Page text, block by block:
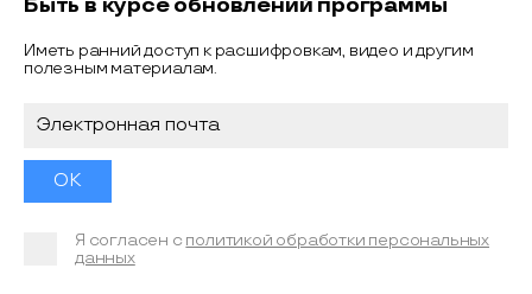
Быть в курсе обновлений программы
Иметь ранний доступ к расшифровкам, видео и другим
полезным материалам.
Я согласен с политикой обработки персональных
данных